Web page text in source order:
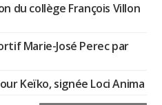
du collège François Villon
Marie-José Perec par
Keïko, signée Loci Anima